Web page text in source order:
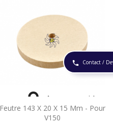
phone Contact /
Feutre 143 X 20 X 15 Mm - Pour
V150
 Aperçu rapide